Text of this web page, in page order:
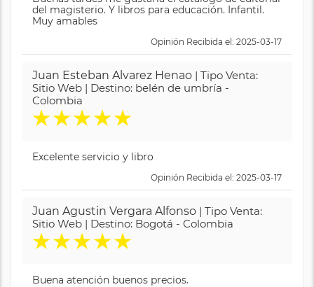
del magisterio. Y libros para educación. Infantil.
Muy amables
Opinión Recibida el: 2025-03-17
Juan Esteban Alvarez Henao | Tipo Venta:
Sitio Web | Destino: belén de umbría -
Colombia
★★★★★
Excelente servicio y libro
Opinión Recibida el: 2025-03-17
Juan Agustin Vergara Alfonso | Tipo Venta:
Sitio Web | Destino: Bogotá - Colombia
★★★★★
Buena atención buenos precios.